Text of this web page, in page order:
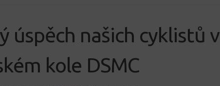
úspěch našich cyklistů v
kole DSMC